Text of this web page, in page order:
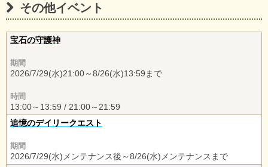
その他イベント
宝石の守護神
期間
2026/7/29(水)21:00～8/26(水)13:59まで
時間
13:00～13:59 / 21:00～21:59
追憶のデイリークエスト
期間
2026/7/29(水)メンテナンス後～8/26(水)メンテナンスまで